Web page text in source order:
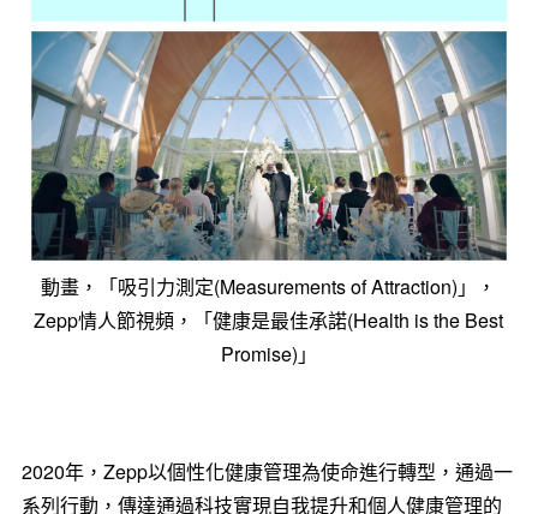
動畫，「吸引力測定(Measurements of Attraction)」，
Zepp情人節視頻，「健康是最佳承諾(Health is the Best
Promise)」
2020年，Zepp以個性化健康管理為使命進行轉型，通過一
系列行動，傳達通過科技實現自我提升和個人健康管理的